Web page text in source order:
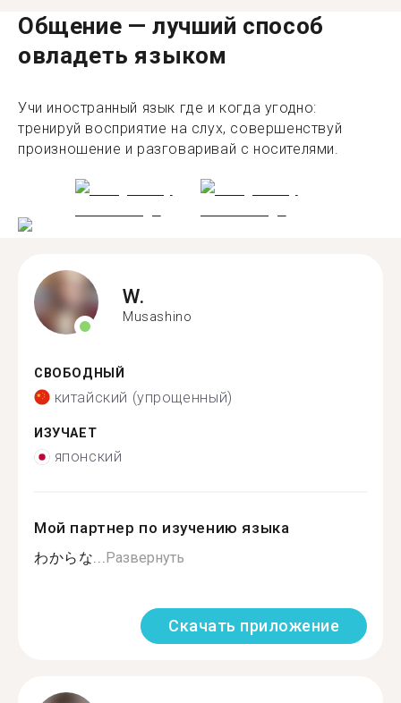
Общение — лучший способ
овладеть языком
Учи иностранный язык где и когда угодно:
тренируй восприятие на слух, совершенствуй
произношение и разговаривай с носителями.
W.
Musashino
СВОБОДНЫЙ
китайский (упрощенный)
ИЗУЧАЕТ
японский
Мой партнер по изучению языка
わからな...Развернуть
Скачать приложение